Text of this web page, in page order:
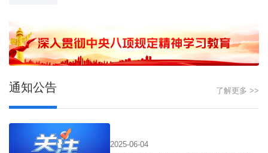
通知公告 了解更多 >>
2025-06-04